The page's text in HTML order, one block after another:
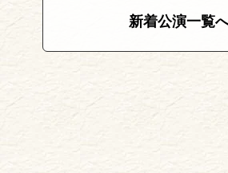
新着公演一覧